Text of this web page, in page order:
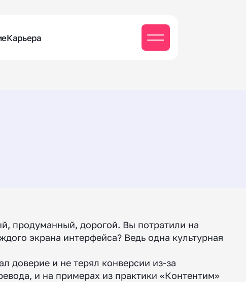
Карьера
продуманный, дорогой. Вы потратили на
экрана интерфейса? Ведь одна культурная
доверие и не терял конверсии из-за
и на примерах из практики «Контентим»